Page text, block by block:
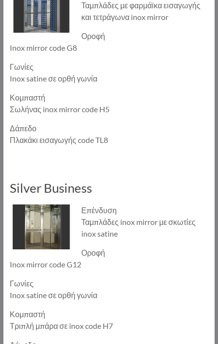
Ταμπλάδες με φαρμάϊκα εισαγωγής
και τετράγωνα inox mirror
Οροφή
Inox mirror code G8
Γωνίες
Inox satine σε ορθή γωνία
Κομπαστή
Σωλήνας inox mirror code H5
Δάπεδο
Πλακάκι εισαγωγής code TL8
Silver Business
Επένδυση
Ταμπλάδες inox mirror με σκωτίες
inox satine
Οροφή
Inox mirror code G12
Γωνίες
Inox satine σε ορθή γωνία
Κομπαστή
Τριπλή μπάρα σε inox code H7